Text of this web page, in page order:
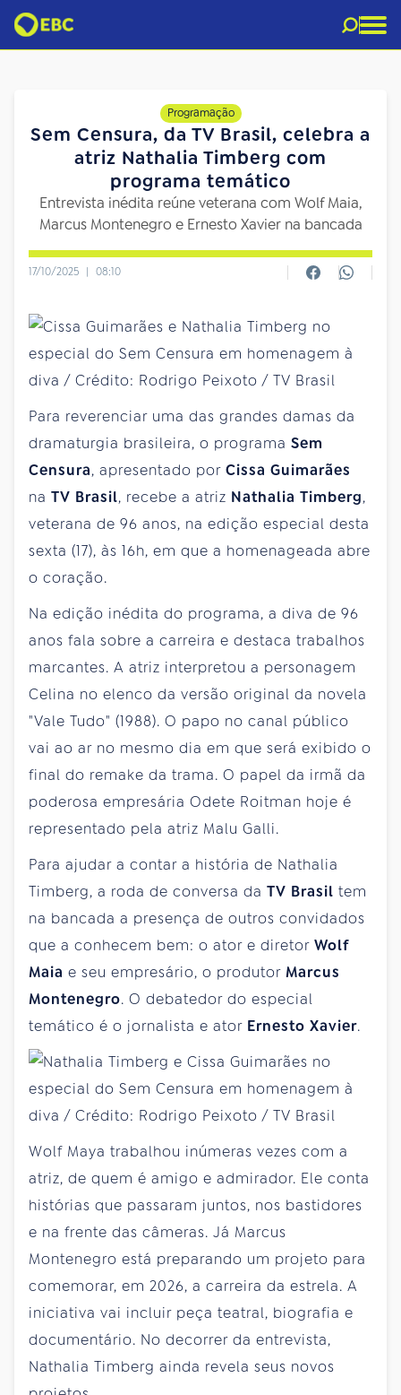
Programação
Sem Censura, da TV Brasil, celebra a
atriz Nathalia Timberg com
programa temático
Entrevista inédita reúne veterana com Wolf Maia,
Marcus Montenegro e Ernesto Xavier na bancada
17/10/2025 | 08:10
Para reverenciar uma das grandes damas da
dramaturgia brasileira, o programa Sem
Censura, apresentado por Cissa Guimarães
na TV Brasil, recebe a atriz Nathalia Timberg,
veterana de 96 anos, na edição especial desta
sexta (17), às 16h, em que a homenageada abre
o coração.
Na edição inédita do programa, a diva de 96
anos fala sobre a carreira e destaca trabalhos
marcantes. A atriz interpretou a personagem
Celina no elenco da versão original da novela
"Vale Tudo" (1988). O papo no canal público
vai ao ar no mesmo dia em que será exibido o
final do remake da trama. O papel da irmã da
poderosa empresária Odete Roitman hoje é
representado pela atriz Malu Galli.
Para ajudar a contar a história de Nathalia
Timberg, a roda de conversa da TV Brasil tem
na bancada a presença de outros convidados
que a conhecem bem: o ator e diretor Wolf
Maia e seu empresário, o produtor Marcus
Montenegro. O debatedor do especial
temático é o jornalista e ator Ernesto Xavier.
Wolf Maya trabalhou inúmeras vezes com a
atriz, de quem é amigo e admirador. Ele conta
histórias que passaram juntos, nos bastidores
e na frente das câmeras. Já Marcus
Montenegro está preparando um projeto para
comemorar, em 2026, a carreira da estrela. A
iniciativa vai incluir peça teatral, biografia e
documentário. No decorrer da entrevista,
Nathalia Timberg ainda revela seus novos